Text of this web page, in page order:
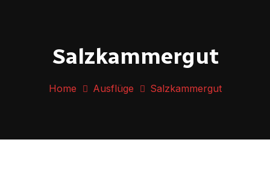
Salzkammergut
Home Ausflüge Salzkammergut